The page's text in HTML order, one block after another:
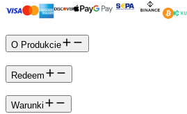
O Produkcie
Redeem
Warunki